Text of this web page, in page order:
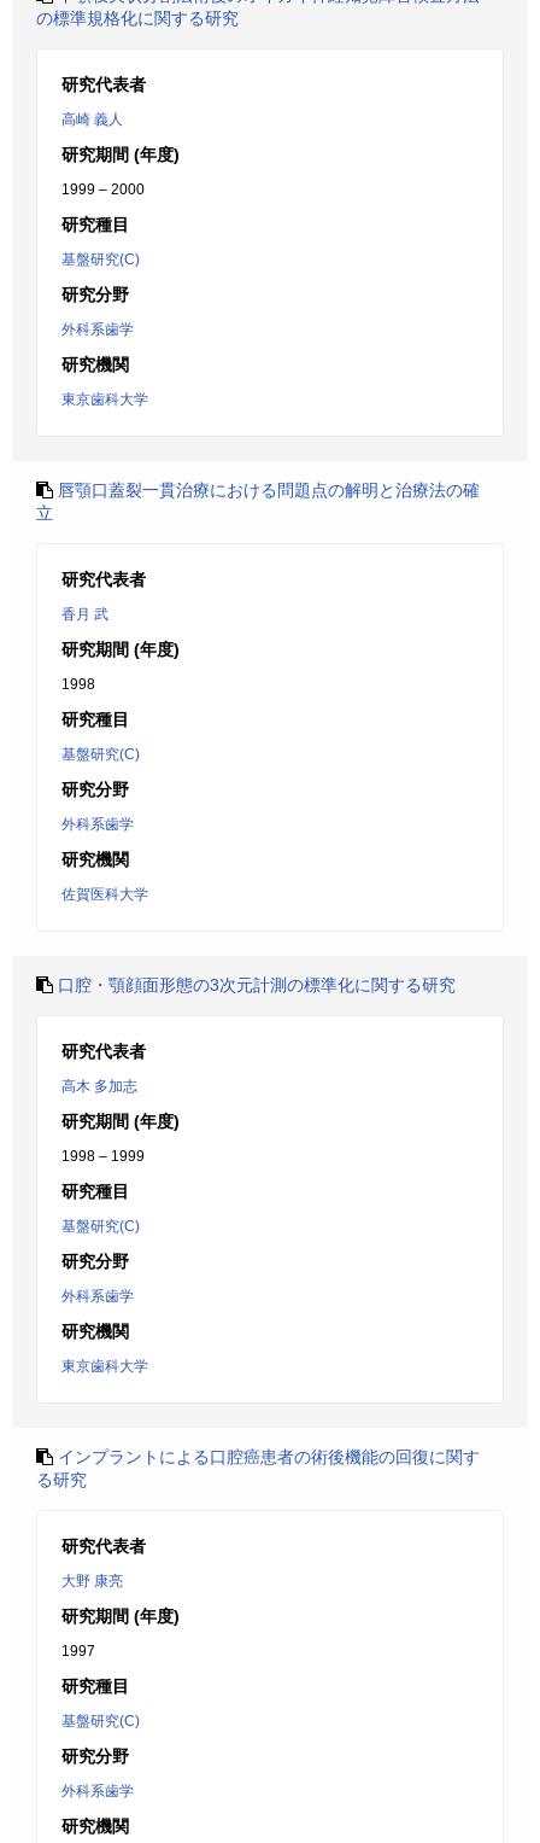
の標準規格化に関する研究
研究代表者
高崎 義人
研究期間 (年度)
1999 – 2000
研究種目
基盤研究(C)
研究分野
外科系歯学
研究機関
東京歯科大学
唇顎口蓋裂一貫治療における問題点の解明と治療法の確
立
研究代表者
香月 武
研究期間 (年度)
1998
研究種目
基盤研究(C)
研究分野
外科系歯学
研究機関
佐賀医科大学
口腔・顎顔面形態の3次元計測の標準化に関する研究
研究代表者
高木 多加志
研究期間 (年度)
1998 – 1999
研究種目
基盤研究(C)
研究分野
外科系歯学
研究機関
東京歯科大学
インプラントによる口腔癌患者の術後機能の回復に関す
る研究
研究代表者
大野 康亮
研究期間 (年度)
1997
研究種目
基盤研究(C)
研究分野
外科系歯学
研究機関